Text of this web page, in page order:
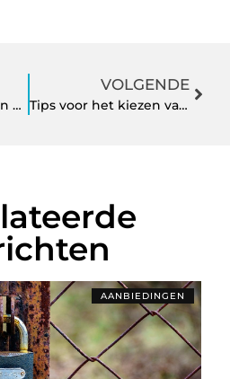
Doedelzakspeler: Een meester van de traditionele muziek
VOLGENDE
Tips voor het kiezen van jouw droomhuis
AANBIEDINGEN